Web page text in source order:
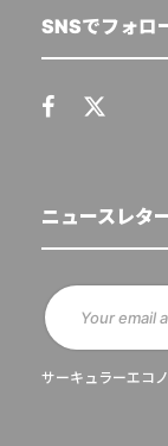
SNSでフォロ
ニュースレタ
サーキュラーエコ